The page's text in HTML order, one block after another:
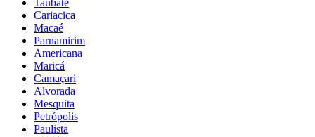
Taubaté
Cariacica
Macaé
Parnamirim
Americana
Maricá
Camaçari
Alvorada
Mesquita
Petrópolis
Paulista